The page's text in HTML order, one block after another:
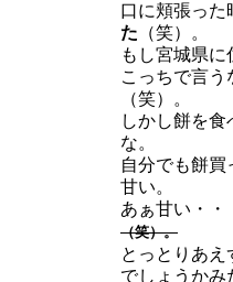
口に頬張った
た （笑）。
もし宮城県
こっちで言う
（笑）。
しかし餅を
な。
自分でも餅
甘い。
あぁ甘い・・
（笑）。
とっとりあ
でしょうかみ